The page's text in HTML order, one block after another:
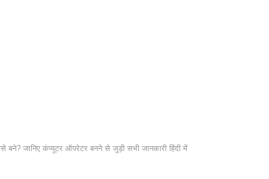
बने? जानिए कंप्यूटर ऑपरेटर बनने से जुड़ी सभी जानकारी हिंदी में